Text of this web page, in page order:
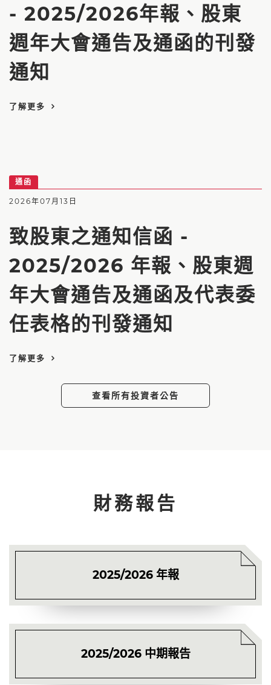
- 2025/2026年報、股東
週年大會通告及通函的刊發
通知
了解更多
通函
2026年07月13日
致股東之通知信函 -
2025/2026 年報、股東週
年大會通告及通函及代表委
任表格的刊發通知
了解更多
查看所有投資者公告
財務報告
2025/2026 年報
2025/2026 中期報告